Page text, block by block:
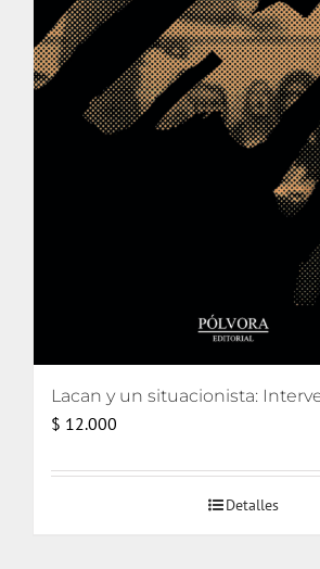
$ 12.000
Detalles